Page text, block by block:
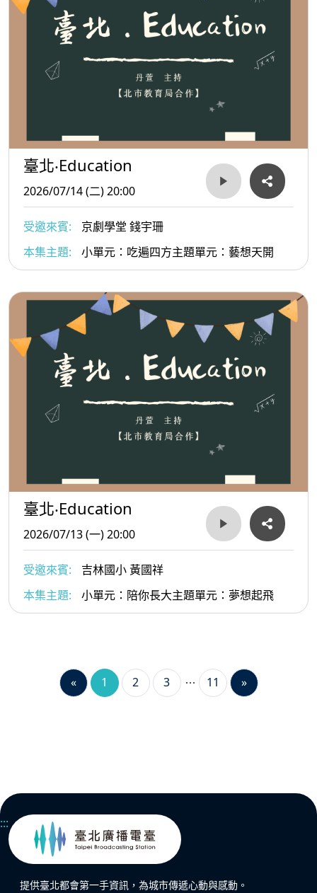
臺北‧Education
2026/07/14 (二) 20:00
受邀來賓:
京劇學堂 錢宇珊
本集主題:
小單元：吃遍四方主題單元：藝想天開
臺北‧Education
2026/07/13 (一) 20:00
受邀來賓:
吉林國小 黃國祥
本集主題:
小單元：陪你長大主題單元：夢想起飛
« 1 2 3 11 »
:::
提供臺北都會第一手資訊，為城市傳遞心動與感動。